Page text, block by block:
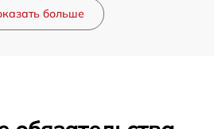
больше